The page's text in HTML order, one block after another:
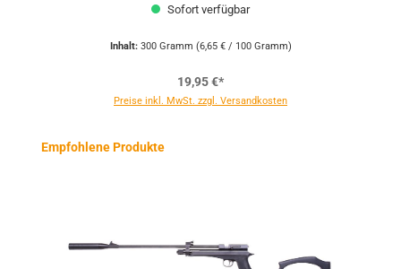
Sofort verfügbar
Inhalt: 300 Gramm (6,65 € / 100 Gramm)
19,95 €*
Preise inkl. MwSt. zzgl. Versandkosten
Produktgalerie überspringen
Empfohlene Produkte